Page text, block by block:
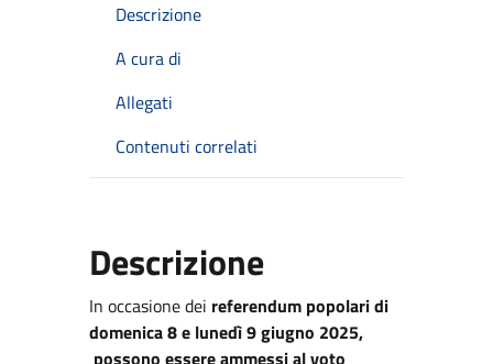
Descrizione
A cura di
Allegati
Contenuti correlati
Descrizione
In occasione dei referendum popolari di
domenica 8 e lunedì 9 giugno 2025,
possono essere ammessi al voto